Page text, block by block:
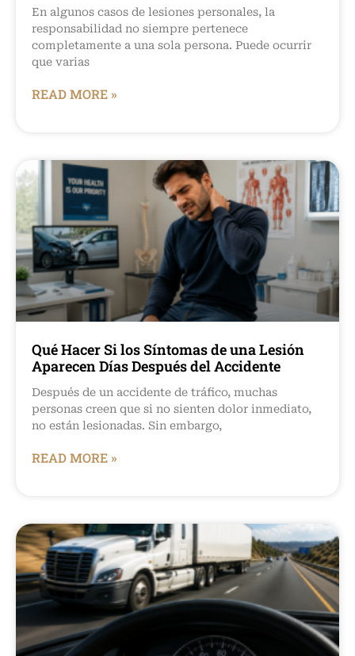
En algunos casos de lesiones personales, la
responsabilidad no siempre pertenece
completamente a una sola persona. Puede ocurrir
que varias
READ MORE »
Qué Hacer Si los Síntomas de una Lesión
Aparecen Días Después del Accidente
Después de un accidente de tráfico, muchas
personas creen que si no sienten dolor inmediato,
no están lesionadas. Sin embargo,
READ MORE »